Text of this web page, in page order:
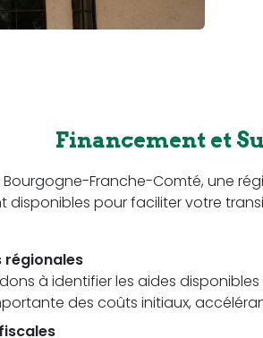
Financement et
Franche-Comté, une
pour faciliter votre
régionales
à identifier les aides
des coûts initiaux,